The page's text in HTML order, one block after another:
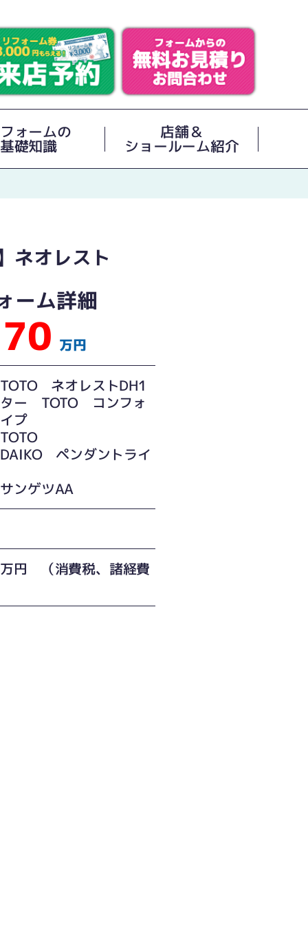
ォームの
基礎知識
店舗＆
ショールーム紹介
ネオレスト
ーム詳細
70 万円
ネオレストDH1
ター TOTO コンフォ
プ
ペンダントライ
ンゲツAA
円 （消費税、諸経費